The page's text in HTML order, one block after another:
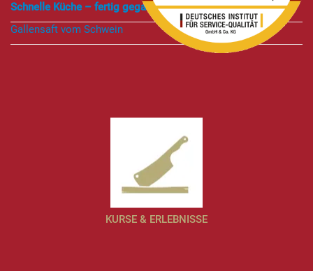
Schnelle Küche – fertig gegart, perfekt gewürzt
Gallensaft vom Schwein
KURSE & ERLEBNISSE